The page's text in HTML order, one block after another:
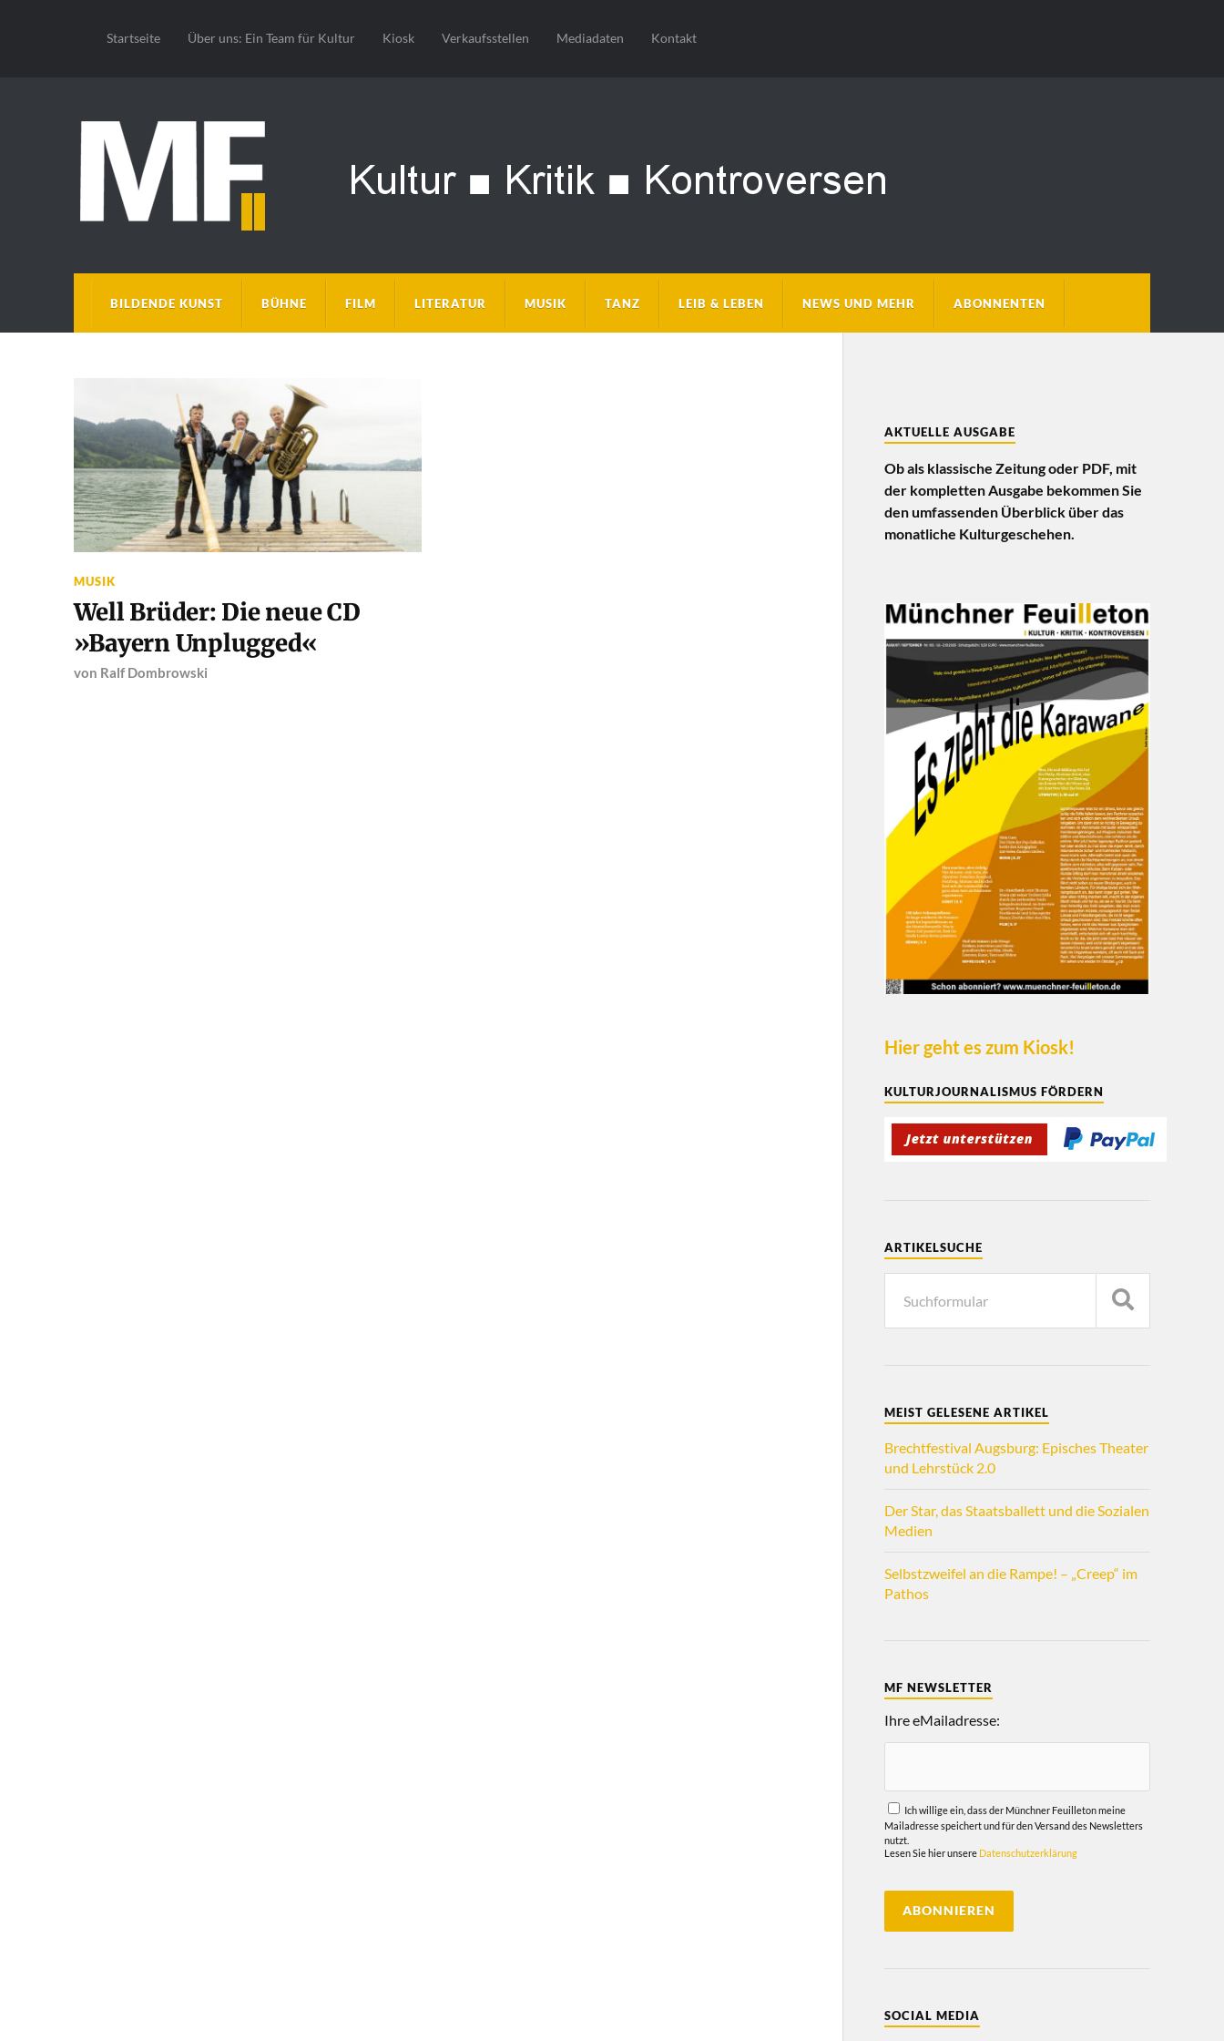
Startseite Über uns: Ein Team für Kultur Kiosk Verkaufsstellen Mediadaten Kontakt
BILDENDE KUNST BÜHNE FILM LITERATUR MUSIK TANZ LEIB & LEBEN NEWS UND MEHR ABONNENTEN
MUSIK
Well Brüder: Die neue CD
»Bayern Unplugged«
von Ralf Dombrowski
AKTUELLE AUSGABE
Ob als klassische Zeitung oder PDF, mit
der kompletten Ausgabe bekommen Sie
den umfassenden Überblick über das
monatliche Kulturgeschehen.
Hier geht es zum Kiosk!
KULTURJOURNALISMUS FÖRDERN
ARTIKELSUCHE
MEIST GELESENE ARTIKEL
Brechtfestival Augsburg: Episches Theater
und Lehrstück 2.0
Der Star, das Staatsballett und die Sozialen
Medien
Selbstzweifel an die Rampe! – „Creep“ im
Pathos
MF NEWSLETTER
Ihre eMailadresse:
Ich willige ein, dass der Münchner Feuilleton meine
Mailadresse speichert und für den Versand des Newsletters
nutzt.
Lesen Sie hier unsere Datenschutzerklärung
SOCIAL MEDIA